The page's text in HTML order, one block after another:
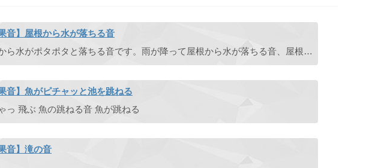
果音】屋根から水が落ちる音
屋根から水がポタポタと落ちる音です。雨が降って屋根から水が落ちる音、屋根に雪が積もって溶け出した雪どけ水が落ちる音として使えます。
果音】魚がピチャッと池を跳ねる
っ 飛ぶ 魚の跳ねる音 魚が跳ねる
音】滝の音